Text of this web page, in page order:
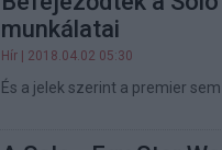
munkálatai
Hír | 2018.04.02 05:30
És a jelek szerint a premier